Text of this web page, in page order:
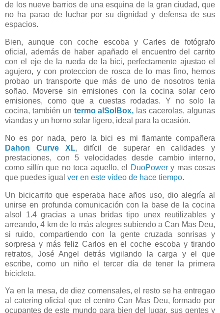
de los nueve barrios de una esquina de la gran ciudad, que
no ha parao de luchar por su dignidad y defensa de sus
espacios.
Bien, aunque con coche escoba y Carles de fotógrafo
oficial, además de haber apañado el encuentro del carrito
con el eje de la rueda de la bici, perfectamente ajustao el
agujero, y con proteccion de rosca de lo mas fino, hemos
probao un transporte que más de uno de nosotros tenia
soñao. Moverse sin emisiones con la cocina solar cero
emisiones, como que a cuestas rodadas. Y no solo la
cocina, también un termo alSolBox, las cacerolas, algunas
viandas y un horno solar ligero, ideal para la ocasión.
No es por nada, pero la bici es mi flamante compañera
Dahon Curve XL, difícil de superar en calidades y
prestaciones, con 5 velocidades desde cambio interno,
como sillín que no toca aquello, el
DuoPowery mas cosas
que puedes igual ver en este video de hace tiempo.
Un bicicarrito que esperaba hace años uso, dio alegría al
unirse en profunda comunicación con la base de la cocina
alsol 1.4 gracias a unas bridas tipo unex reutilizables y
arreando, 4 km de lo más alegres subiendo a Can Mas Deu,
si ruido, compartiendo con la gente cruzada sonrisas y
sorpresa y más feliz Carlos en el coche escoba y tirando
retratos, José Angel detrás vigilando la carga y el que
escribe, como un niño el tercer día de tener la primera
bicicleta.
Ya en la mesa, de diez comensales, el resto se ha entregao
al catering oficial que el centro Can Mas Deu, formado por
ocupantes de este mundo para bien del lugar, sus gentes y